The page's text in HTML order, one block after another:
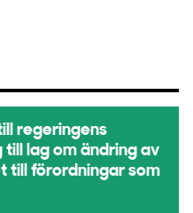
regeringens
lag om ändring av
till förordningar som